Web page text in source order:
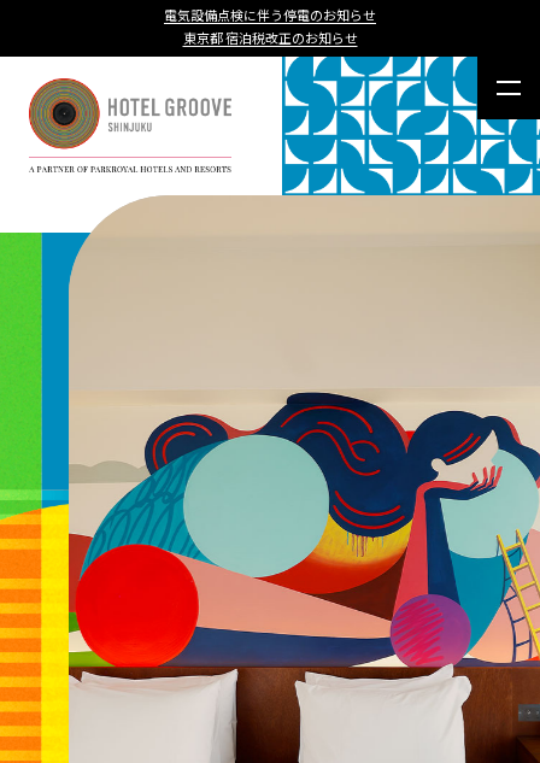
電気設備点検に伴う停電のお知らせ
東京都 宿泊税改正のお知らせ